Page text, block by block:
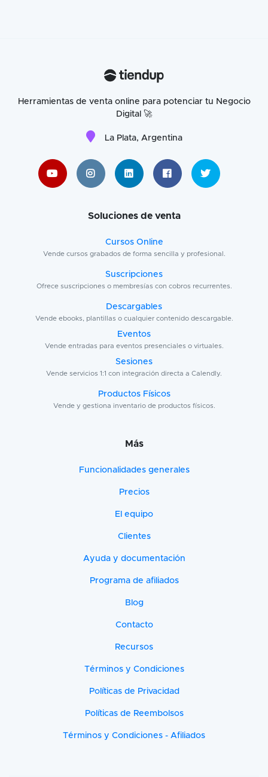
Herramientas de venta online para potenciar tu Negocio
Digital 🚀
La Plata, Argentina
Soluciones de venta
Cursos Online
Vende cursos grabados de forma sencilla y profesional.
Suscripciones
Ofrece suscripciones o membresías con cobros recurrentes.
Descargables
Vende ebooks, plantillas o cualquier contenido descargable.
Eventos
Vende entradas para eventos presenciales o virtuales.
Sesiones
Vende servicios 1:1 con integración directa a Calendly.
Productos Físicos
Vende y gestiona inventario de productos físicos.
Más
Funcionalidades generales
Precios
El equipo
Clientes
Ayuda y documentación
Programa de afiliados
Blog
Contacto
Recursos
Términos y Condiciones
Políticas de Privacidad
Políticas de Reembolsos
Términos y Condiciones - Afiliados